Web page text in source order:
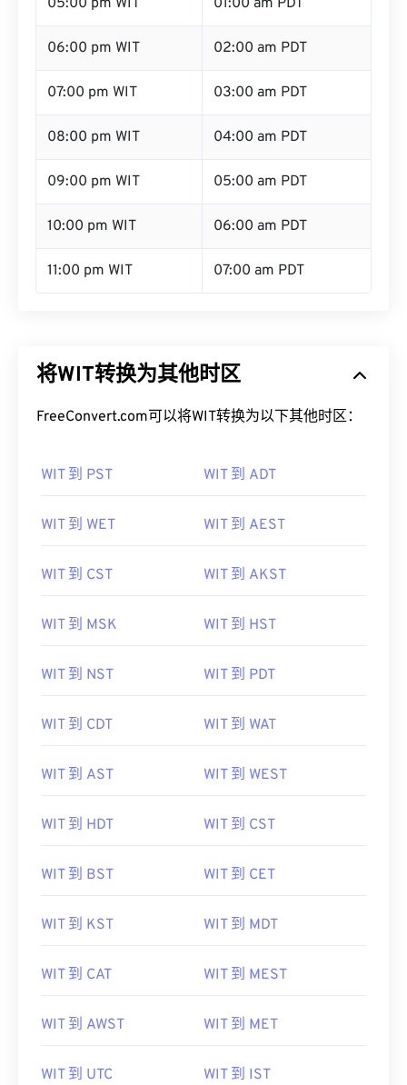
05:00 pm WIT 01:00 am PDT
06:00 pm WIT 02:00 am PDT
07:00 pm WIT 03:00 am PDT
08:00 pm WIT 04:00 am PDT
09:00 pm WIT 05:00 am PDT
10:00 pm WIT 06:00 am PDT
11:00 pm WIT 07:00 am PDT
将WIT转换为其他时区
FreeConvert.com可以将WIT转换为以下其他时区：
WIT 到 PST WIT 到 ADT
WIT 到 WET WIT 到 AEST
WIT 到 CST WIT 到 AKST
WIT 到 MSK WIT 到 HST
WIT 到 NST WIT 到 PDT
WIT 到 CDT WIT 到 WAT
WIT 到 AST WIT 到 WEST
WIT 到 HDT WIT 到 CST
WIT 到 BST WIT 到 CET
WIT 到 KST WIT 到 MDT
WIT 到 CAT WIT 到 MEST
WIT 到 AWST WIT 到 MET
WIT 到 UTC WIT 到 IST